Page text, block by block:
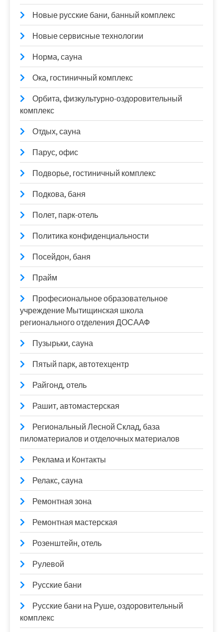
Новые русские бани, банный комплекс
Новые сервисные технологии
Норма, сауна
Ока, гостиничный комплекс
Орбита, физкультурно-оздоровительный
комплекс
Отдых, сауна
Парус, офис
Подворье, гостиничный комплекс
Подкова, баня
Полет, парк-отель
Политика конфиденциальности
Посейдон, баня
Прайм
Професиональное образовательное
учреждение Мытищинская школа
регионального отделения ДОСААФ
Пузырьки, сауна
Пятый парк, автотехцентр
Райгонд, отель
Рашит, автомастерская
Региональный Лесной Склад, база
пиломатериалов и отделочных материалов
Реклама и Контакты
Релакс, сауна
Ремонтная зона
Ремонтная мастерская
Розенштейн, отель
Рулевой
Русские бани
Русские бани на Руше, оздоровительный
комплекс